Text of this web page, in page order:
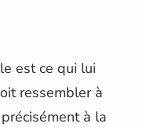
est ce qui lui
ressembler à
à la